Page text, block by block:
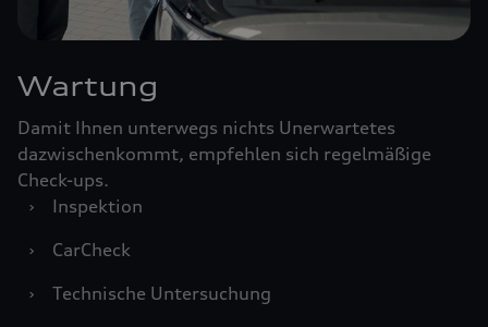
Wartung
Damit Ihnen unterwegs nichts Unerwartetes
dazwischenkommt, empfehlen sich regelmäßige
Check-ups.
›
Inspektion
›
CarCheck
›
Technische Untersuchung